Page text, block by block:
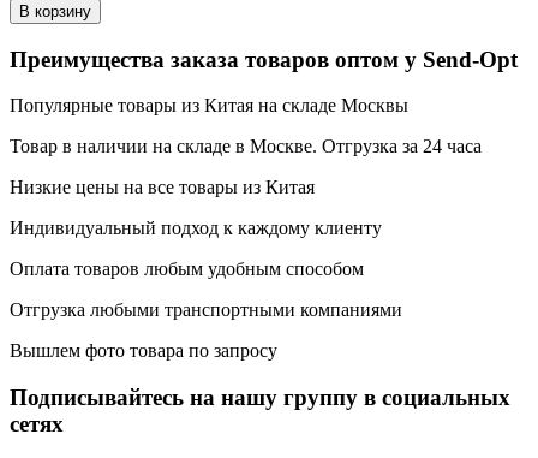
В корзину
Преимущества заказа товаров оптом у Send-Opt
Популярные товары из Китая на складе Москвы
Товар в наличии на складе в Москве. Отгрузка за 24 часа
Низкие цены на все товары из Китая
Индивидуальный подход к каждому клиенту
Оплата товаров любым удобным способом
Отгрузка любыми транспортными компаниями
Вышлем фото товара по запросу
Подписывайтесь на нашу группу в социальных
сетях